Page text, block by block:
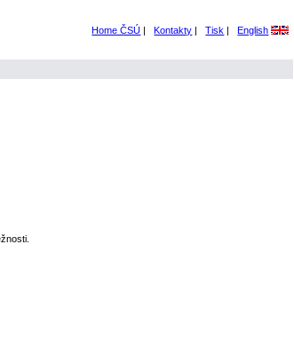
Home ČSÚ | Kontakty | Tisk | English